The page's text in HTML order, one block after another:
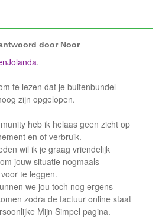
doorNoor
.
te lezen dat je buitenbundel
zijn opgelopen.
heb ik helaas geen zicht op
en of verbruik.
wil ik je graag vriendelijk
jouw situatie nogmaals
voor te leggen.
we jou toch nog ergens
zodra de factuur online staat
Mijn Simpel pagina.